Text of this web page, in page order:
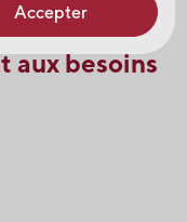
produits
aux besoins
Accepter